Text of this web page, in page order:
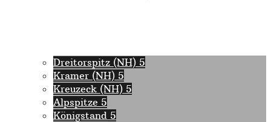
Dreitorspitz (NH) 5
Kramer (NH) 5
Kreuzeck (NH) 5
Alpspitze 5
Königstand 5